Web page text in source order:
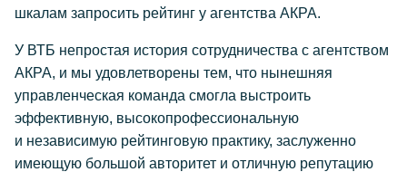
шкалам запросить рейтинг у агентства АКРА.
У ВТБ непростая история сотрудничества с агентством
АКРА, и мы удовлетворены тем, что нынешняя
управленческая команда смогла выстроить
эффективную, высокопрофессиональную
и независимую рейтинговую практику, заслуженно
имеющую большой авторитет и отличную репутацию